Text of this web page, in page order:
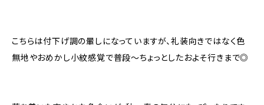
こちらは付下げ調の暈しになっていますが、礼装向きではなく色
無地やおめかし小紋感覚で普段〜ちょっとしたおよそ行きまで◎